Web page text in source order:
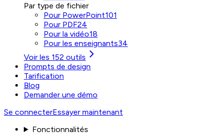
Par type de fichier
Pour PowerPoint101
Pour PDF24
Pour la vidéo18
Pour les enseignants34
Voir les 152 outils
Prompts de design
Tarification
Blog
Demander une démo
Se connecterEssayer maintenant
Fonctionnalités